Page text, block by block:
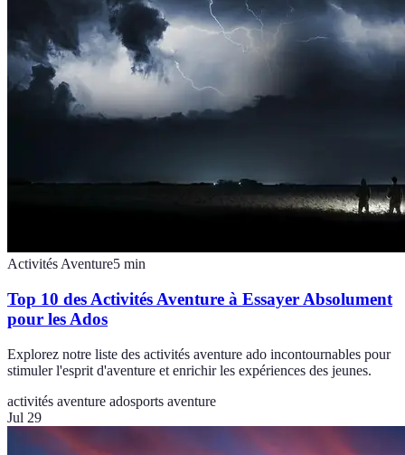
Activités Aventure5 min
Top 10 des Activités Aventure à Essayer Absolument
pour les Ados
Explorez notre liste des activités aventure ado incontournables pour
stimuler l'esprit d'aventure et enrichir les expériences des jeunes.
activités aventure adosports aventure
Jul 29